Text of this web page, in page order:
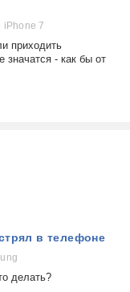
7
приходить
- как бы от
в телефоне
делать?